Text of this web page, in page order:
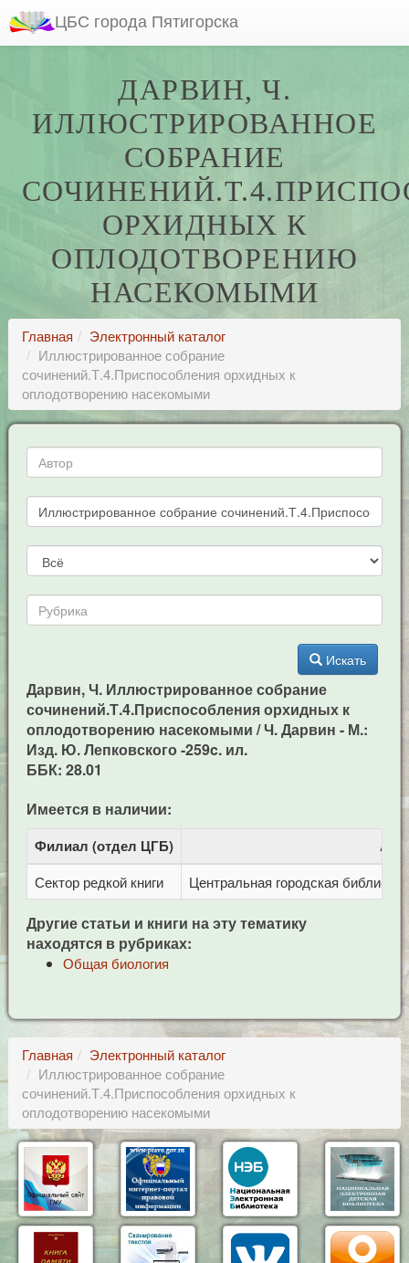
ЦБС города Пятигорска
ДАРВИН, Ч.
ИЛЛЮСТРИРОВАННОЕ
СОБРАНИЕ
ОРХИДНЫХ К
ОПЛОДОТВОРЕНИЮ
НАСЕКОМЫМИ
Главная
Электронный каталог
Иллюстрированное собрание
сочинений.Т.4.Приспособления орхидных к
оплодотворению насекомыми
Искать
Дарвин, Ч. Иллюстрированное собрание
сочинений.Т.4.Приспособления орхидных к
оплодотворению насекомыми / Ч. Дарвин - М.:
Изд. Ю. Лепковского -259c. ил.
ББК: 28.01
Имеется в наличии:
Филиал (отдел ЦГБ)
Сектор редкой книги Центральная городская
Другие статьи и книги на эту тематику
находятся в рубриках:
Общая биология
Главная
Электронный каталог
Иллюстрированное собрание
сочинений.Т.4.Приспособления орхидных к
оплодотворению насекомыми